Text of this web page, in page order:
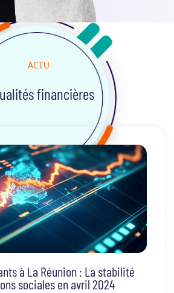
ACTU
financières
à La Réunion : La stabilité
sociales en avril 2024